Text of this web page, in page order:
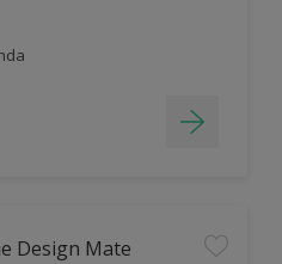
Design Mate